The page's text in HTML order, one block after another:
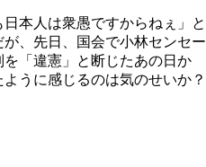
本人は衆愚ですからねぇ」と
、先日、国会で小林センセー
「違憲」と断じたあの日か
うに感じるのは気のせいか？